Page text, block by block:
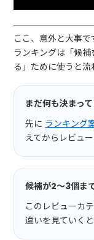
ここ、意外と大事で
ランキングは「候
る」ために使うと流
まだ何も決まっ
先に ランキング
えてからレビュ
候補が2〜3個ま
このレビューカ
違いを見ていく